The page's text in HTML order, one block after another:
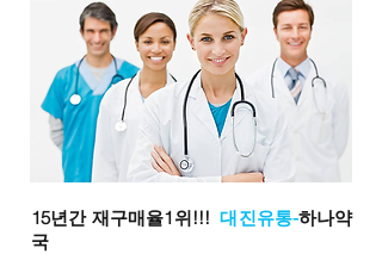
15년간 재구매율1위!!!대진유통-하나약
국